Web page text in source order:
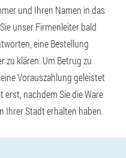
und Ihren Namen in das
unser Firmenleiter bald
eine Bestellung
zu klären. Um Betrug zu
Vorauszahlung geleistet
erst, nachdem Sie die Ware
Ihrer Stadt erhalten haben.